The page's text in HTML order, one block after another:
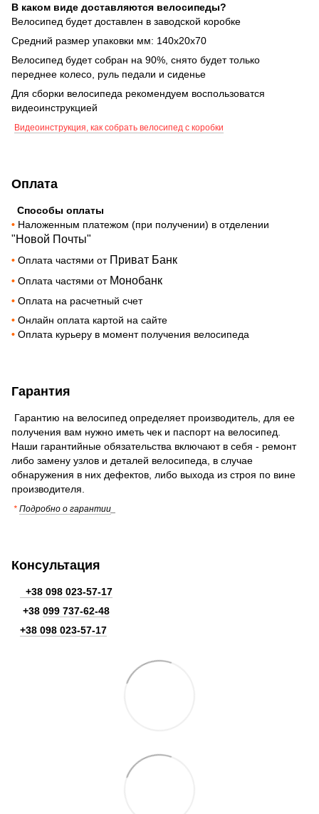
В каком виде доставляются велосипеды?
Велосипед будет доставлен в заводской коробке
Средний размер упаковки мм: 140х20х70
Велосипед будет собран на 90%, снято будет только
переднее колесо, руль педали и сиденье
Для сборки велосипеда рекомендуем воспользоватся
видеоинструкцией
Видеоинструкция, как собрать велосипед с коробки
Оплата
Способы оплаты
• Наложенным платежом (при получении) в отделении
"Новой Почты"
• Оплата частями от Приват Банк
• Оплата частями от Монобанк
• Оплата на расчетный счет
• Онлайн оплата картой на сайте
• Оплата курьеру в момент получения велосипеда
Гарантия
Гарантию на велосипед определяет производитель, для ее
получения вам нужно иметь чек и паспорт на велосипед.
Наши гарантийные обязательства включают в себя - ремонт
либо замену узлов и деталей велосипеда, в случае
обнаружения в них дефектов, либо выхода из строя по вине
производителя.
* Подробно о гарантии
Консультация
+38 098 023-57-17
+38 099 737-62-48
+38 098 023-57-17